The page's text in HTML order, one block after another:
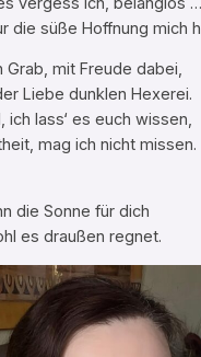
die süße Hoffnung mich
Grab, mit Freude dabei,
Liebe dunklen Hexerei.
ich lass‘ es euch wissen,
mag ich nicht missen.
die Sonne für dich
es draußen regnet.